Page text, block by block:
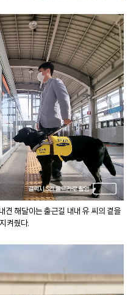
해달이는 출근길 내내 유 씨의 곁을
켜줬다.